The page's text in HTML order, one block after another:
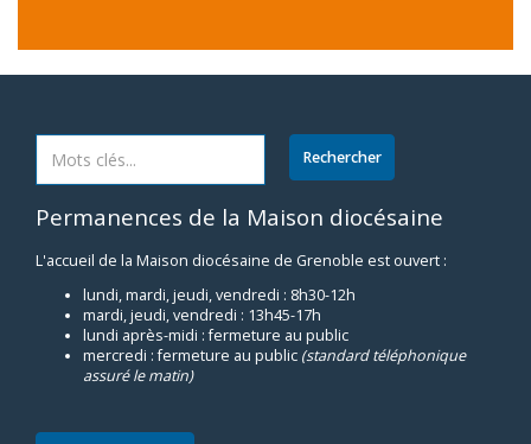
Permanences de la Maison diocésaine
L'accueil de la Maison diocésaine de Grenoble est ouvert :
lundi, mardi, jeudi, vendredi : 8h30-12h
mardi, jeudi, vendredi : 13h45-17h
lundi après-midi : fermeture au public
mercredi : fermeture au public (standard téléphonique
assuré le matin)